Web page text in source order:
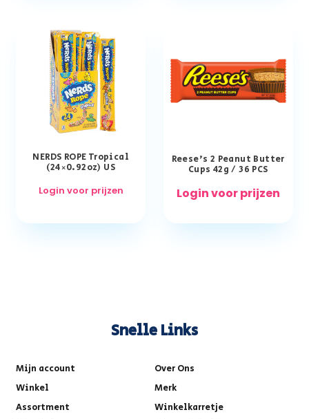
NERDS ROPE Tropical
(24×0.92oz) US
Login voor prijzen
Reese’s 2 Peanut Butter
Cups 42g / 36 PCS
Login voor prijzen
Snelle Links
Mijn account
Over Ons
Winkel
Merk
Assortment
Winkelkarretje